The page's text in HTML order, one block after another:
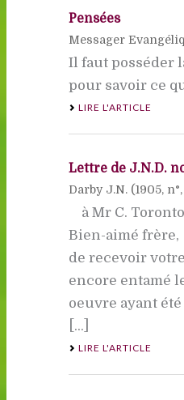
Pensées
Messager
Il faut posséder
pour savoir ce
LIRE L'ARTICLE
Lettre de J.N.D.
Darby J.N. (1905,
à Mr C.
Bien-aimé
de recevoir
encore entamé
oeuvre ayant
[...]
LIRE L'ARTICLE